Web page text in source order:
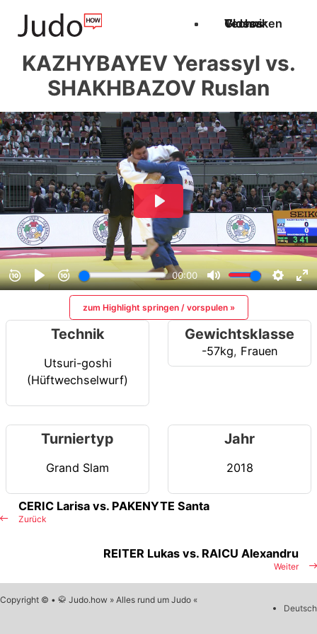
Techniken
Videos
Glossar
KAZHYBAYEV Yerassyl vs.
SHAKHBAZOV Ruslan
zum Highlight springen / vorspulen »
Technik
Utsuri-goshi
(Hüftwechselwurf)
Gewichtsklasse
-57kg, Frauen
Turniertyp
Grand Slam
Jahr
2018
Zurück
CERIC Larisa vs. PAKENYTE Santa
Weiter
REITER Lukas vs. RAICU Alexandru
Copyright © • 🥋 Judo.how » Alles rund um Judo «
Deutsch